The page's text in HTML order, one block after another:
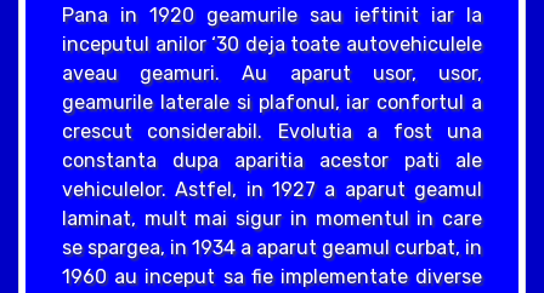
Pana in 1920 geamurile sau ieftinit iar la
inceputul anilor ‘30 deja toate autovehiculele
aveau geamuri. Au aparut usor, usor,
geamurile laterale si plafonul, iar confortul a
crescut considerabil. Evolutia a fost una
constanta dupa aparitia acestor pati ale
vehiculelor. Astfel, in 1927 a aparut geamul
laminat, mult mai sigur in momentul in care
se spargea, in 1934 a aparut geamul curbat, in
1960 au inceput sa fie implementate diverse